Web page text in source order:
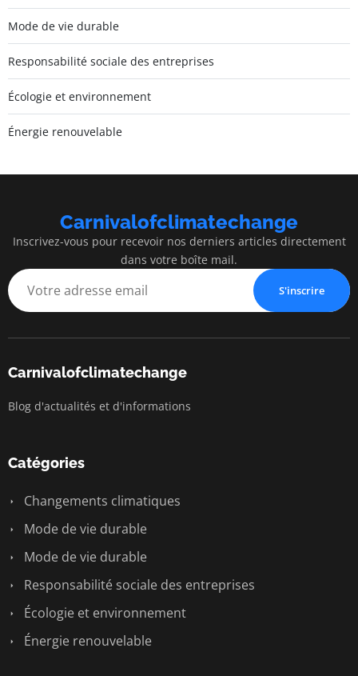
Mode de vie durable
Responsabilité sociale des entreprises
Écologie et environnement
Énergie renouvelable
Carnivalofclimatechange
Inscrivez-vous pour recevoir nos derniers articles directement
dans votre boîte mail.
S'inscrire
Carnivalofclimatechange
Blog d'actualités et d'informations
Catégories
Changements climatiques
Mode de vie durable
Mode de vie durable
Responsabilité sociale des entreprises
Écologie et environnement
Énergie renouvelable